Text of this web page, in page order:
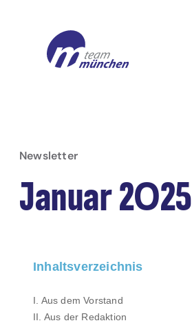
Newsletter
Januar 2025
Inhaltsverzeichnis
I. Aus dem Vorstand
II. Aus der Redaktion